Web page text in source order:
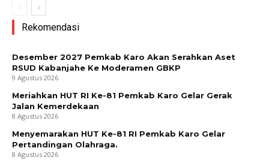
Rekomendasi
Desember 2027 Pemkab Karo Akan Serahkan Aset
RSUD Kabanjahe Ke Moderamen GBKP
9 Agustus 2026
Meriahkan HUT RI Ke-81 Pemkab Karo Gelar Gerak
Jalan Kemerdekaan
8 Agustus 2026
Menyemarakan HUT Ke-81 RI Pemkab Karo Gelar
Pertandingan Olahraga.
8 Agustus 2026